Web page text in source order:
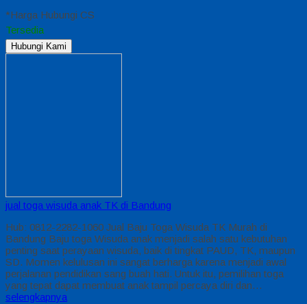
*Harga Hubungi CS
Tersedia
Hubungi Kami
jual toga wisuda anak TK di Bandung
Hub: 0812-2282-1060 Jual Baju Toga Wisuda TK Murah di
Bandung Baju toga Wisuda anak menjadi salah satu kebutuhan
penting saat perayaan wisuda, baik di tingkat PAUD, TK, maupun
SD. Momen kelulusan ini sangat berharga karena menjadi awal
perjalanan pendidikan sang buah hati. Untuk itu, pemilihan toga
yang tepat dapat membuat anak tampil percaya diri dan…
selengkapnya